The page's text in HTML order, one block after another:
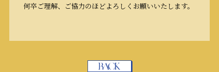
何卒ご理解、ご協力のほどよろしくお願いいたします。